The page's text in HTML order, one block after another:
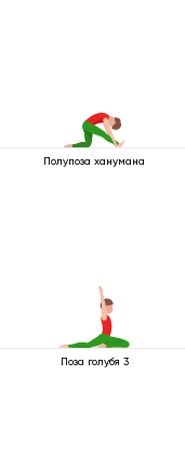
Полупоза ханумана
Поза голубя 3